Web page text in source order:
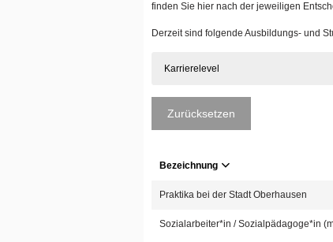
finden Sie hier nach der jeweiligen
Derzeit sind folgende Ausbildungs- und
Karrierelevel
Zurücksetzen
Bezeichnung
Praktika bei der Stadt Oberhausen
Sozialarbeiter*in / Sozialpädagoge*in